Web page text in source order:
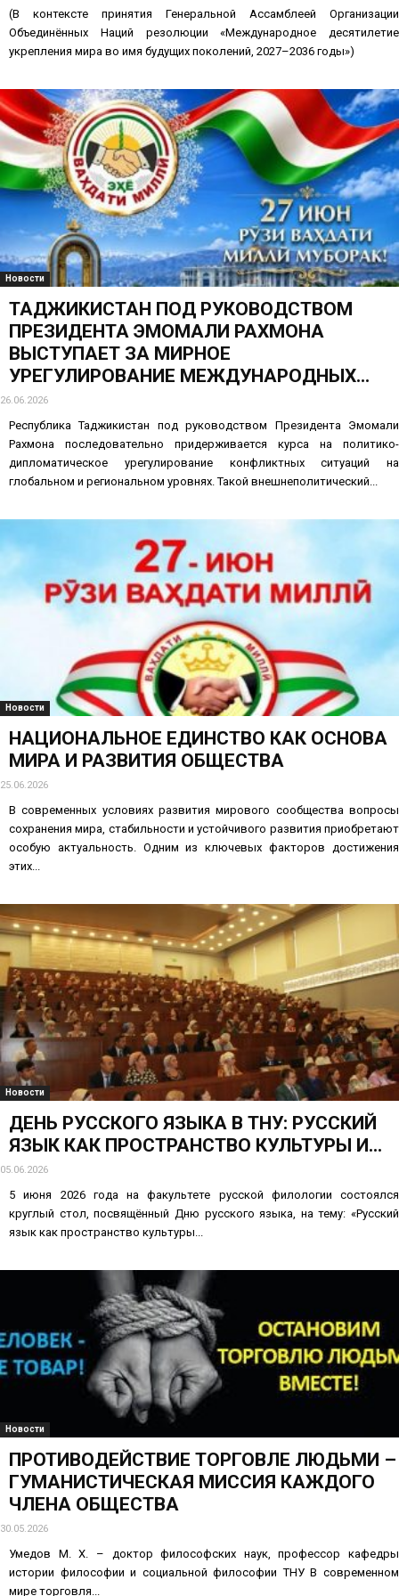
(В контексте принятия Генеральной Ассамблеей Организации
Объединённых Наций резолюции «Международное десятилетие
укрепления мира во имя будущих поколений, 2027–2036 годы»)
Новости
ТАДЖИКИСТАН ПОД РУКОВОДСТВОМ
ПРЕЗИДЕНТА ЭМОМАЛИ РАХМОНА
ВЫСТУПАЕТ ЗА МИРНОЕ
УРЕГУЛИРОВАНИЕ МЕЖДУНАРОДНЫХ...
26.06.2026
Республика Таджикистан под руководством Президента Эмомали
Рахмона последовательно придерживается курса на политико-
дипломатическое урегулирование конфликтных ситуаций на
глобальном и региональном уровнях. Такой внешнеполитический...
Новости
НАЦИОНАЛЬНОЕ ЕДИНСТВО КАК ОСНОВА
МИРА И РАЗВИТИЯ ОБЩЕСТВА
25.06.2026
В современных условиях развития мирового сообщества вопросы
сохранения мира, стабильности и устойчивого развития приобретают
особую актуальность. Одним из ключевых факторов достижения
этих...
Новости
ДЕНЬ РУССКОГО ЯЗЫКА В ТНУ: РУССКИЙ
ЯЗЫК КАК ПРОСТРАНСТВО КУЛЬТУРЫ И...
05.06.2026
5 июня 2026 года на факультете русской филологии состоялся
круглый стол, посвящённый Дню русского языка, на тему: «Русский
язык как пространство культуры...
Новости
ПРОТИВОДЕЙСТВИЕ ТОРГОВЛЕ ЛЮДЬМИ –
ГУМАНИСТИЧЕСКАЯ МИССИЯ КАЖДОГО
ЧЛЕНА ОБЩЕСТВА
30.05.2026
Умедов М. Х. – доктор философских наук, профессор кафедры
истории философии и социальной философии ТНУ В современном
мире торговля...